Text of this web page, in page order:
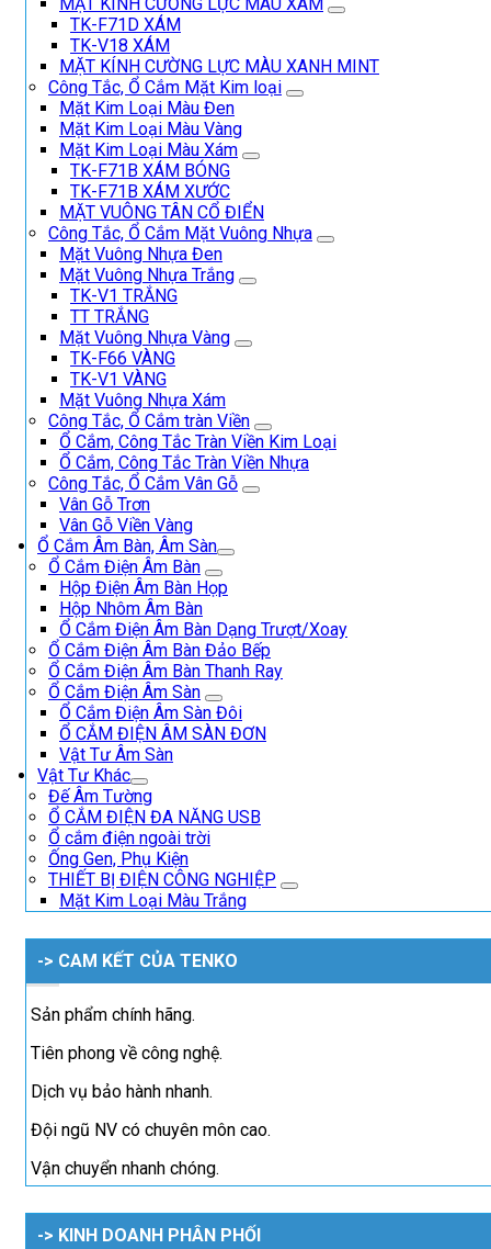
TK-F71D XÁM
TK-V18 XÁM
MẶT KÍNH CƯỜNG LỰC MÀU XANH MINT
Công Tắc, Ổ Cắm Mặt Kim loại
Mặt Kim Loại Màu Đen
Mặt Kim Loại Màu Vàng
Mặt Kim Loại Màu Xám
TK-F71B XÁM BÓNG
TK-F71B XÁM XƯỚC
MẶT VUÔNG TÂN CỔ ĐIỂN
Công Tắc, Ổ Cắm Mặt Vuông Nhựa
Mặt Vuông Nhựa Đen
Mặt Vuông Nhựa Trắng
TK-V1 TRẮNG
TT TRẮNG
Mặt Vuông Nhựa Vàng
TK-F66 VÀNG
TK-V1 VÀNG
Mặt Vuông Nhựa Xám
Công Tắc, Ổ Cắm tràn Viền
Ổ Cắm, Công Tắc Tràn Viền Kim Loại
Ổ Cắm, Công Tắc Tràn Viền Nhựa
Công Tắc, Ổ Cắm Vân Gỗ
Vân Gỗ Trơn
Vân Gỗ Viền Vàng
Ổ Cắm Âm Bàn, Âm Sàn
Ổ Cắm Điện Âm Bàn
Hộp Điện Âm Bàn Họp
Hộp Nhôm Âm Bàn
Ổ Cắm Điện Âm Bàn Dạng Trượt/Xoay
Ổ Cắm Điện Âm Bàn Đảo Bếp
Ổ Cắm Điện Âm Bàn Thanh Ray
Ổ Cắm Điện Âm Sàn
Ổ Cắm Điện Âm Sàn Đôi
Ổ CẮM ĐIỆN ÂM SÀN ĐƠN
Vật Tư Âm Sàn
Vật Tư Khác
Đế Âm Tường
Ổ CẮM ĐIỆN ĐA NĂNG USB
Ổ cắm điện ngoài trời
Ống Gen, Phụ Kiện
THIẾT BỊ ĐIỆN CÔNG NGHIỆP
Mặt Kim Loại Màu Trắng
-> CAM KẾT CỦA TENKO
Sản phẩm chính hãng.
Tiên phong về công nghệ.
Dịch vụ bảo hành nhanh.
Đội ngũ NV có chuyên môn cao.
Vận chuyển nhanh chóng.
-> KINH DOANH PHÂN PHỐI